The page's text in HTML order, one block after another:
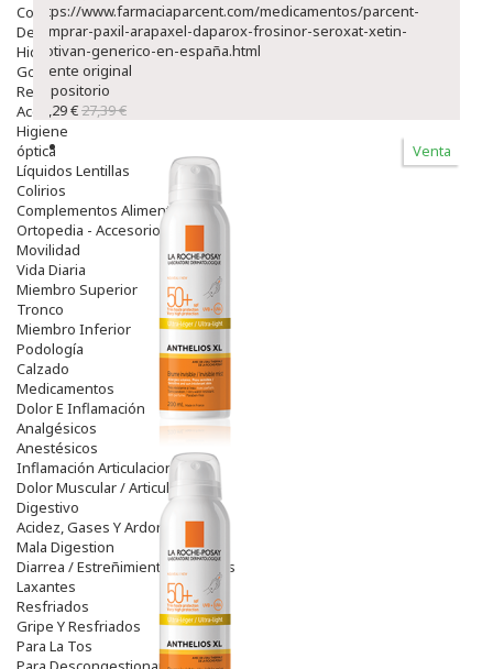
Complementos Alimentarios
Dentales
Hidratantes
Golpes Y Hematomas
Repelentes De Mosquitos
Accesorios
Higiene
óptica
Líquidos Lentillas
Colirios
Complementos Alimentarios.
Ortopedia - Accesorios
Movilidad
Vida Diaria
Miembro Superior
Tronco
Miembro Inferior
Podología
Calzado
Medicamentos
Dolor E Inflamación
Analgésicos
Anestésicos
Inflamación Articulaciones
Dolor Muscular / Articular
Digestivo
Acidez, Gases Y Ardores
Mala Digestion
Diarrea / Estreñimiento / Vómitos
Laxantes
Resfriados
Gripe Y Resfriados
Para La Tos
https://www.farmaciaparcent.com/medicamentos/parcent-
comprar-paxil-arapaxel-daparox-frosinor-seroxat-xetin-
motivan-generico-en-españa.html
Fuente original
Repositorio
23,29 €27,39 €
Venta